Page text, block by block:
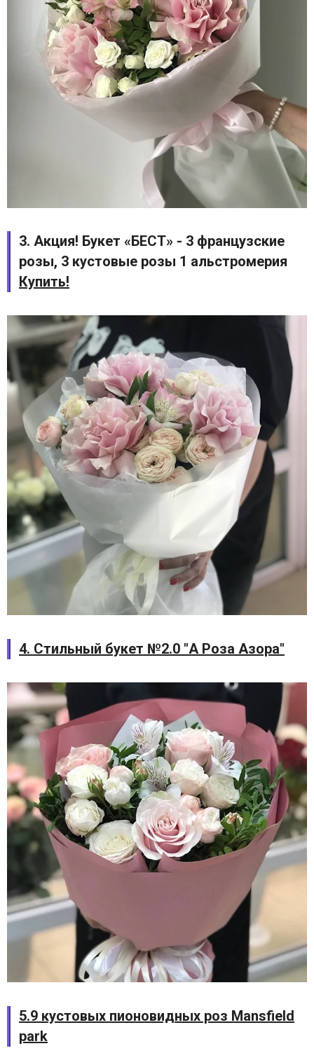
3. Акция! Букет «БЕСТ» - 3 французские
розы, 3 кустовые розы 1 альстромерия
Купить!
4. Стильный букет №2.0 "А Роза Азора"
5.9 кустовых пионовидных роз Mansfield
park